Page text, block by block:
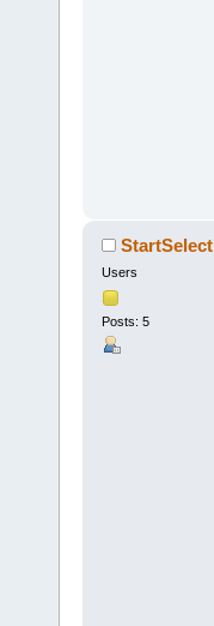
StartSelect
Users
Posts: 5